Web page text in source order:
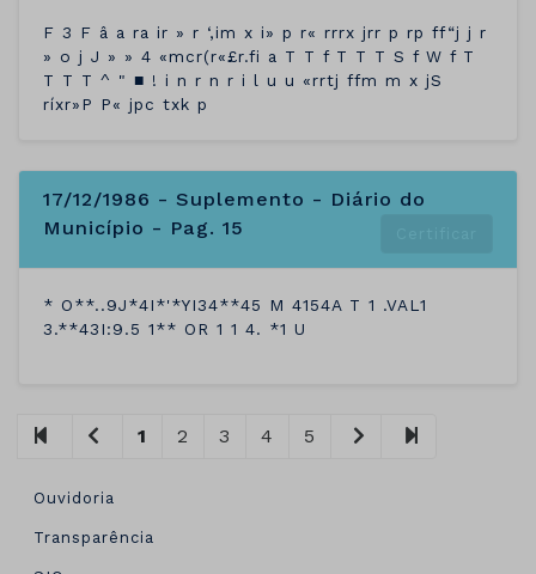
F 3 F â a ra ir » r ‘,im x i» p r« rrrx jrr p rp ff“j j r
» o j J » » 4 «mcr(r«£r.fi a T T f T T T S f W f T
T T T ^ " ■ ! i n r n r i l u u «rrtj ffm m x jS
ríxr»P P« jpc txk p
17/12/1986 - Suplemento - Diário do
Município - Pag. 15
* O**..9J*4I*'*YI34**45 M 4154A T 1 .VAL1
3.**43I:9.5 1** OR 1 1 4. *1 U
1 2 3 4 5
Ouvidoria
Transparência